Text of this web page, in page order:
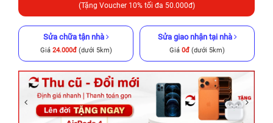
(Tặng Voucher 10% tối đa 50.000đ)
Sửa chữa tận nhà
Giá 24.000đ(dưới 5km)
Sửa giao nhận tại nhà
Giá 0đ (dưới 5km)